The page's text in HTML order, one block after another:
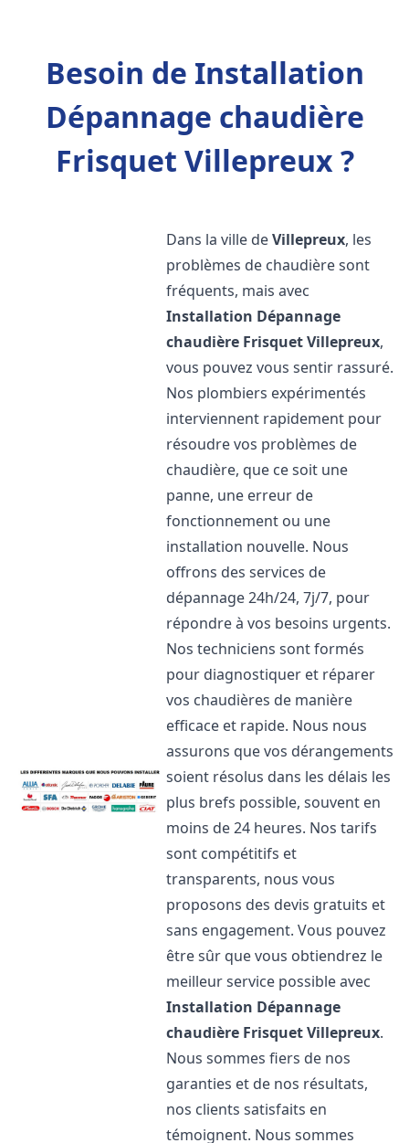
Besoin de Installation
Dépannage chaudière
Frisquet Villepreux ?
Dans la ville deVillepreux, les
problèmes de chaudière sont
fréquents, mais avec
Installation Dépannage
chaudière FrisquetVillepreux,
vous pouvez vous sentir rassuré.
Nos plombiers expérimentés
interviennent rapidement pour
résoudre vos problèmes de
chaudière, que ce soit une
panne, une erreur de
fonctionnement ou une
installation nouvelle. Nous
offrons des services de
dépannage 24h/24, 7j/7, pour
répondre à vos besoins urgents.
Nos techniciens sont formés
pour diagnostiquer et réparer
vos chaudières de manière
efficace et rapide. Nous nous
assurons que vos dérangements
soient résolus dans les délais les
plus brefs possible, souvent en
moins de 24 heures. Nos tarifs
sont compétitifs et
transparents, nous vous
proposons des devis gratuits et
sans engagement. Vous pouvez
être sûr que vous obtiendrez le
meilleur service possible avec
Installation Dépannage
chaudière FrisquetVillepreux.
Nous sommes fiers de nos
garanties et de nos résultats,
nos clients satisfaits en
témoignent. Nous sommes